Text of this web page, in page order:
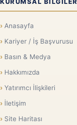
Anasayfa
Kariyer / İş Başvurusu
Basın & Medya
Hakkımızda
Yatırımcı İlişkileri
İletişim
Site Haritası